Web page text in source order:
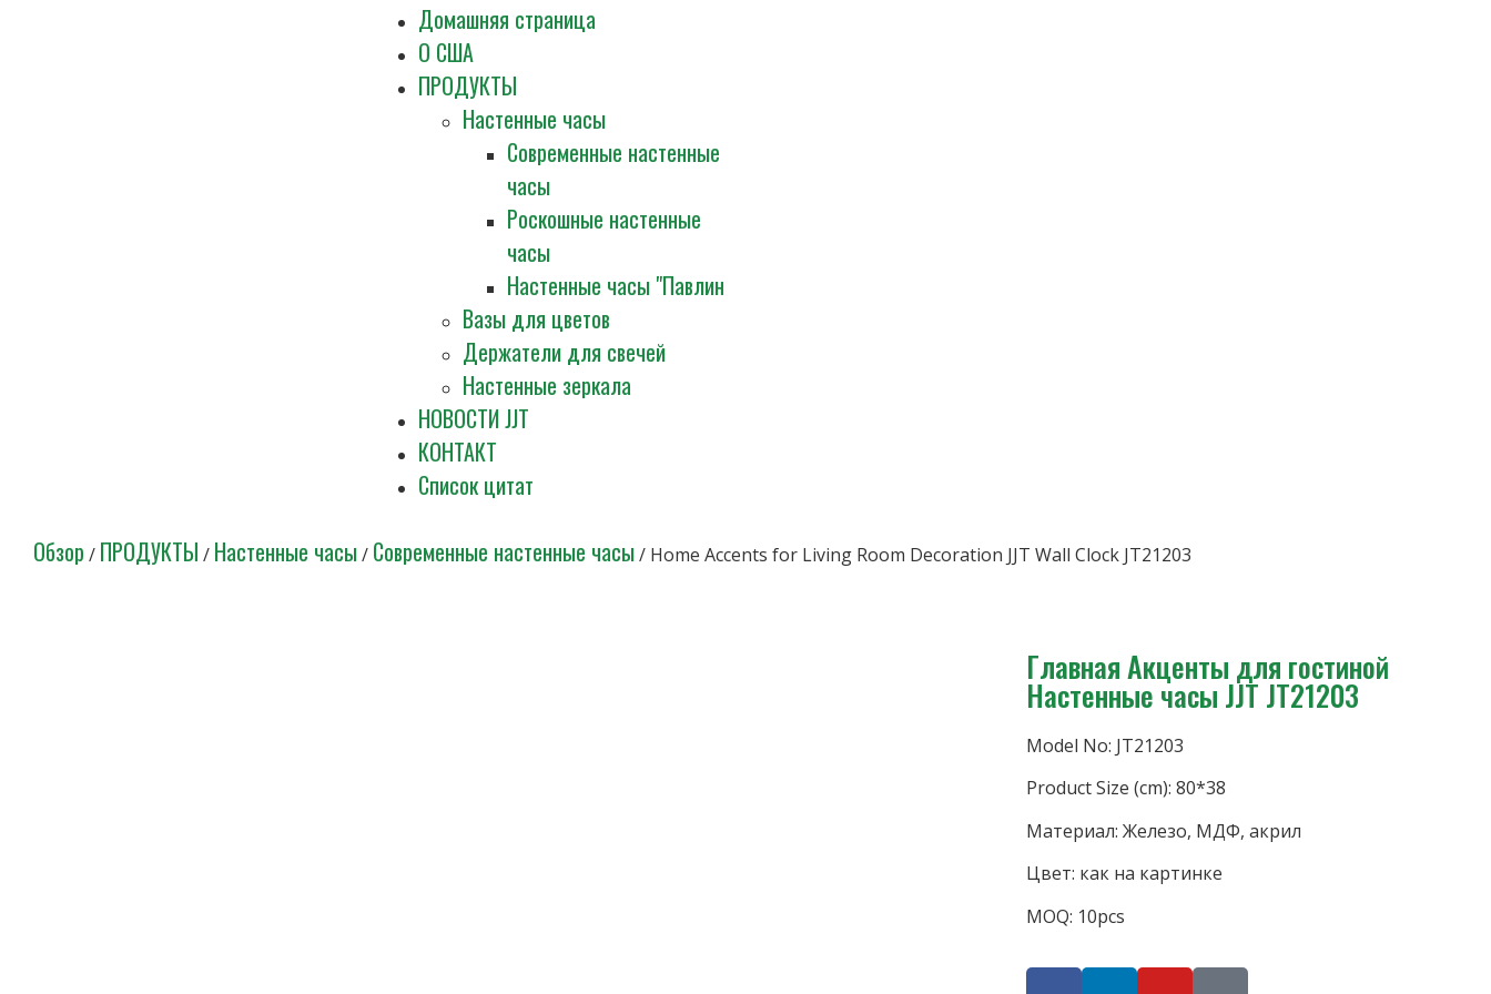
Домашняя страница
О США
ПРОДУКТЫ
Настенные часы
Современные настенные
часы
Роскошные настенные
часы
Настенные часы "Павлин
Вазы для цветов
Держатели для свечей
Настенные зеркала
НОВОСТИ JJT
КОНТАКТ
Список цитат
Обзор / ПРОДУКТЫ / Настенные часы/ Современные настенные часы/ Home Accents for Living Room Decoration JJT Wall Clock JT21203
Главная Акценты для гостиной
Настенные часы JJT JT21203
Model No: JT21203
Product Size (cm): 80*38
Материал: Железо, МДФ, акрил
Цвет: как на картинке
MOQ: 10pcs